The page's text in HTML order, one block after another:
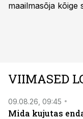
maailmasõja kõige
viasathistory.eu/ee
VIIMASED
09.08.26, 09:45
Mida kujutas